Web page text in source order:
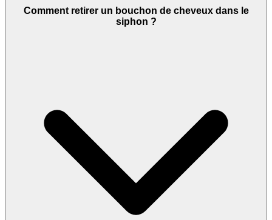
Comment retirer un bouchon de cheveux dans le
siphon ?